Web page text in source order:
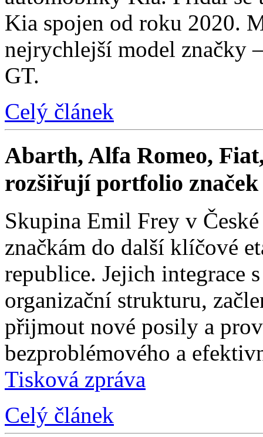
Kia spojen od roku 2020.
nejrychlejší model značky
GT.
Celý článek
Abarth, Alfa Romeo,
rozšiřují portfolio
Skupina Emil Frey v
značkám do další klíčové
republice. Jejich integrace
organizační strukturu,
přijmout nové posily a
bezproblémového a
Tisková zpráva
Celý článek